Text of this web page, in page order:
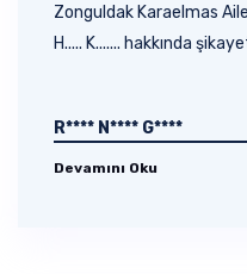
Zonguldak Karaelmas
H..... K....... hakkında
R**** N**** G****
Devamını Oku